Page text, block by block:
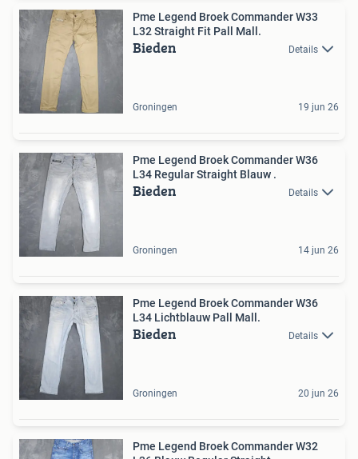
Pme Legend Broek Commander W33
L32 Straight Fit Pall Mall.
Bieden Details
Groningen 19 jun 26
Pme Legend Broek Commander W36
L34 Regular Straight Blauw .
Bieden Details
Groningen 14 jun 26
Pme Legend Broek Commander W36
L34 Lichtblauw Pall Mall.
Bieden Details
Groningen 20 jun 26
Pme Legend Broek Commander W32